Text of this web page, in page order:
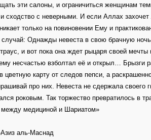
эти салоны, и ограничиться женщинам
сходство с неверными. И если Аллах
только на повиновении Ему и
Однажды невеста в свою брачную
и вот пока она ждет рыцаря своей
несчастью взболтал её и открыл… Брызги
цветную карту от следов пепси, а
про них. Невеста не сдержала своего
роковым. Так торжество превратилось в
медициной и Шариатом»
аль-Маснад